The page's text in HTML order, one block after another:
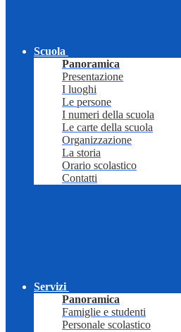
Scuola
Panoramica
Presentazione
I luoghi
Le persone
I numeri della scuola
Le carte della scuola
Organizzazione
La storia
Orario scolastico
Contatti
Servizi
Panoramica
Famiglie e studenti
Personale scolastico